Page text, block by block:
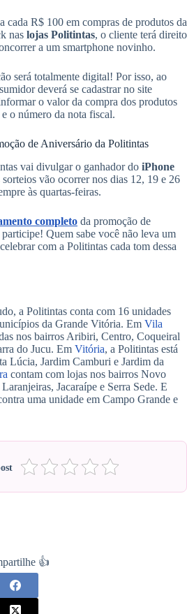
cada R$ 100 em compras de produtos da
nas lojas Politintas, o cliente terá direito
a um smartphone novinho.
será totalmente digital! Por isso, ao
deverá se cadastrar no site
o valor da compra dos produtos
o número da nota fiscal.
de Aniversário da Politintas
vai divulgar o ganhador do iPhone
sorteios vão ocorrer nos dias 12, 19 e 26
às quartas-feiras.
completo da promoção de
participe! Quem sabe você não leva um
com a Politintas cada tom dessa
a Politintas conta com 16 unidades
da Grande Vitória. Em Vila
nos bairros Aribiri, Centro, Coqueiral
do Jucu. Em Vitória, a Politintas está
Lúcia, Jardim Camburi e Jardim da
contam com lojas nos bairros Novo
Jacaraípe e Serra Sede. E
uma unidade em Campo Grande e
👍